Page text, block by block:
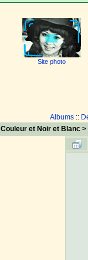
Site photo
Albums ::
Couleur et Noir et Blanc>